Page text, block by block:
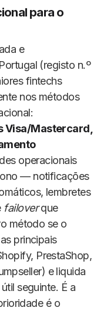
para o
e
(registo n.º
fintechs
nos métodos
Visa/Mastercard,
operacionais
— notificações
lembretes
failoverque
método se o
principais
PrestaShop,
e liquida
seguinte. É a
é o